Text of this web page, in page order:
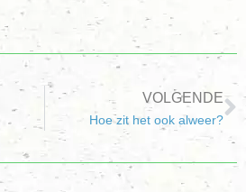
VOLGENDE
Hoe zit het ook alweer?